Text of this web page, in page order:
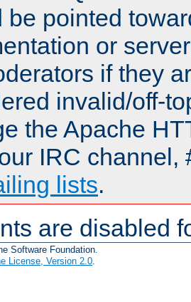
be pointed
or
if they
invalid/off-
the Apache
IRC channel,
lists.
are disabled
Software Foundation.
License, Version 2.0.